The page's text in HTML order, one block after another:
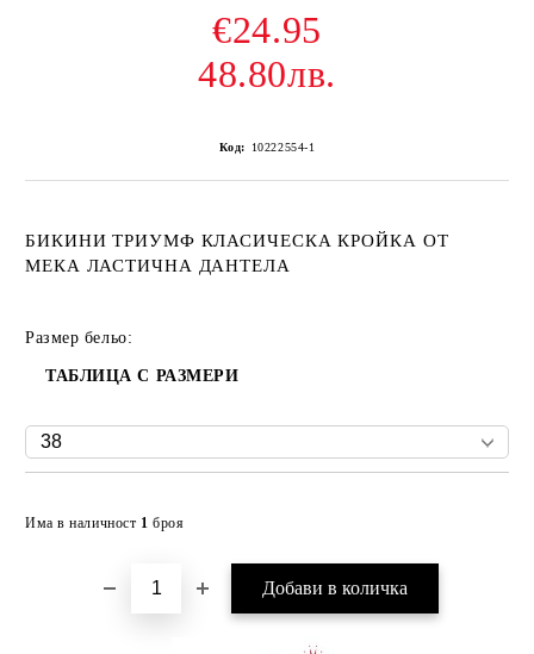
€24.95
48.80лв.
Код: 10222554-1
БИКИНИ ТРИУМФ КЛАСИЧЕСКА КРОЙКА ОТ
МЕКА ЛАСТИЧНА ДАНТЕЛА
Размер бельо:
ТАБЛИЦА С РАЗМЕРИ
Има в наличност 1 броя